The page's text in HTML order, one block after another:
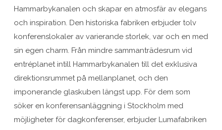
Hammarbykanalen och skapar en atmosfär av elegans
och inspiration. Den historiska fabriken erbjuder tolv
konferenslokaler av varierande storlek, var och en med
sin egen charm. Från mindre sammanträdesrum vid
entréplanet intill Hammarbykanalen till det exklusiva
direktionsrummet på mellanplanet, och den
imponerande glaskuben längst upp. För dem som
söker en konferensanläggning i Stockholm med
möjligheter för dagkonferenser, erbjuder Lumafabriken